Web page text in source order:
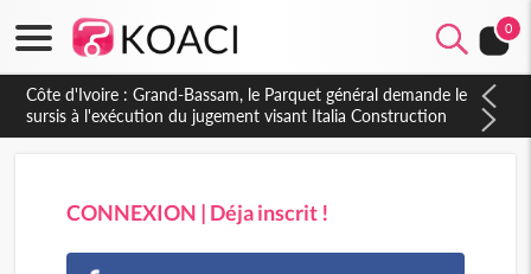
0
CONNEXION | Déja inscrit !